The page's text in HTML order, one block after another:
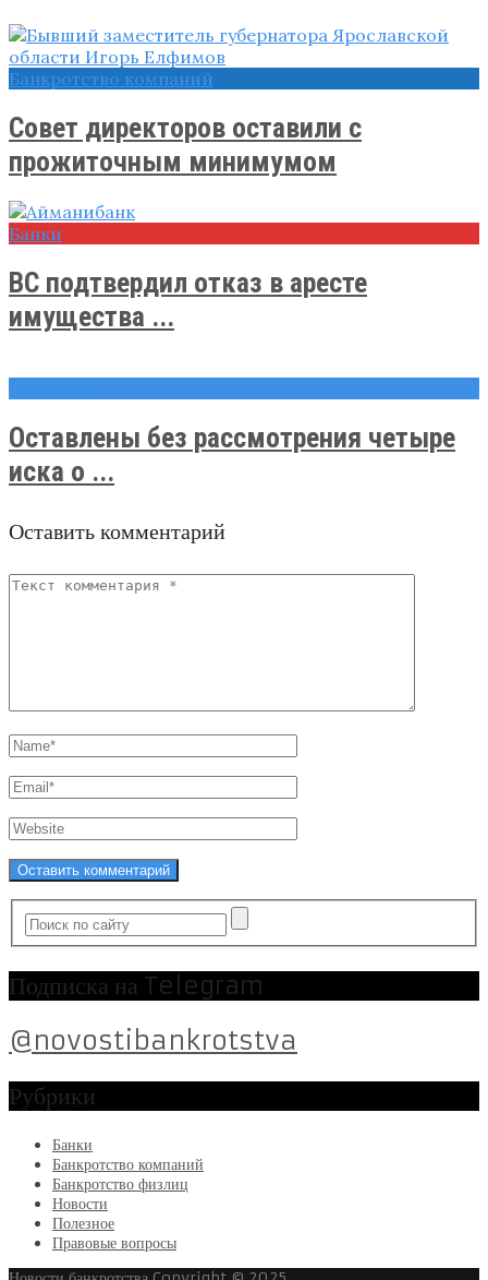
Банкротство компаний
Совет директоров оставили с
прожиточным минимумом
Банки
ВС подтвердил отказ в аресте
имущества ...
Оставлены без рассмотрения четыре
иска о ...
Оставить комментарий
Подписка на Telegram
@novostibankrotstva
Рубрики
Банки
Банкротство компаний
Банкротство физлиц
Новости
Полезное
Правовые вопросы